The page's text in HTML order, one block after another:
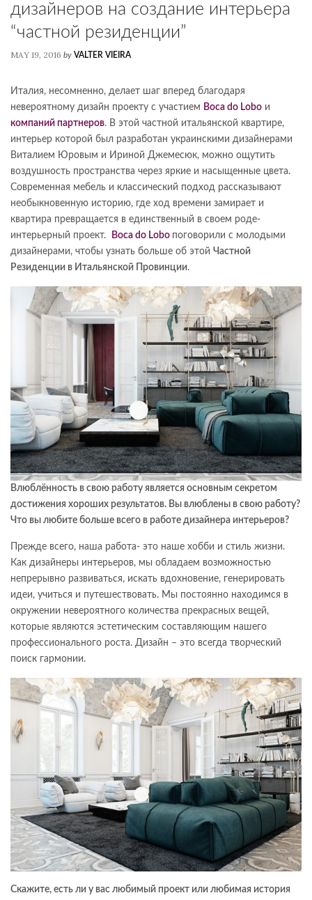
дизайнеров на создание интерьера
“частной резиденции”
MAY 19, 2016 by VALTER VIEIRA
Италия, несомненно, делает шаг вперед благодаря
невероятному дизайн проекту с участием Boca do Lobo и
компаний партнеров. В этой частной итальянской квартире,
интерьер которой был разработан украинскими дизайнерами
Виталием Юровым и Ириной Джемесюк, можно ощутить
воздушность пространства через яркие и насыщенные цвета.
Современная мебель и классический подход рассказывают
необыкновенную историю, где ход времени замирает и
квартира превращается в единственный в своем роде-
интерьерный проект.
Boca do Lobo поговорили с молодыми
дизайнерами, чтобы узнать больше об этой Частной
Резиденции в Итальянской Провинции.
Влюблённость в свою работу является основным секретом
достижения хороших результатов. Вы влюблены в свою работу?
Что вы любите больше всего в работе дизайнера интерьеров?
Прежде всего, наша работа- это наше хобби и стиль жизни.
Как дизайнеры интерьеров, мы обладаем возможностью
непрерывно развиваться, искать вдохновение, генерировать
идеи, учиться и путешествовать. Мы постоянно находимся в
окружении невероятного количества прекрасных вещей,
которые являются эстетическим составляющим нашего
профессионального роста. Дизайн – это всегда творческий
поиск гармонии.
Скажите, есть ли у вас любимый проект или любимая история